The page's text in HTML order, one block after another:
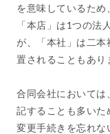
を意味しているため
「本店」は1つの法
が、「本社」は二
置されることもあり
合同会社においては
記することも多いた
変更手続きを忘れな